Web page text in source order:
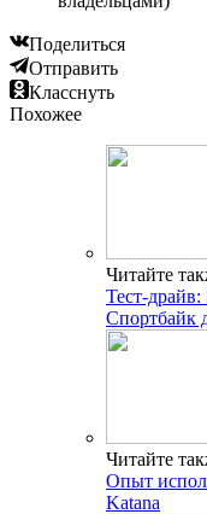
Поделиться
Отправить
Класснуть
Похожее
Читайте
Тест-
Спортбайк
Читайте
Опыт
Katana